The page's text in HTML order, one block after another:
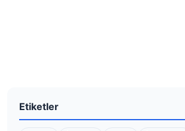
Etiketler